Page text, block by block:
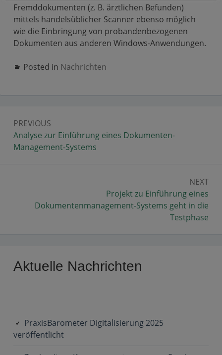
Fremddokumenten (z. B. ärztlichen Befunden)
mittels handelsüblicher Scanner ebenso möglich
wie die Einbringung von probandenbezogenen
Dokumenten aus anderen Windows-Anwendungen.
Posted in Nachrichten
PREVIOUS
Previous:
Analyse zur Einführung eines Dokumenten-
Management-Systems
NEXT
Next:
Projekt zu Einführung eines
Dokumentenmanagement-Systems geht in die
Testphase
Primary
Aktuelle Nachrichten
PraxisBarometer Digitalisierung 2025
veröffentlicht